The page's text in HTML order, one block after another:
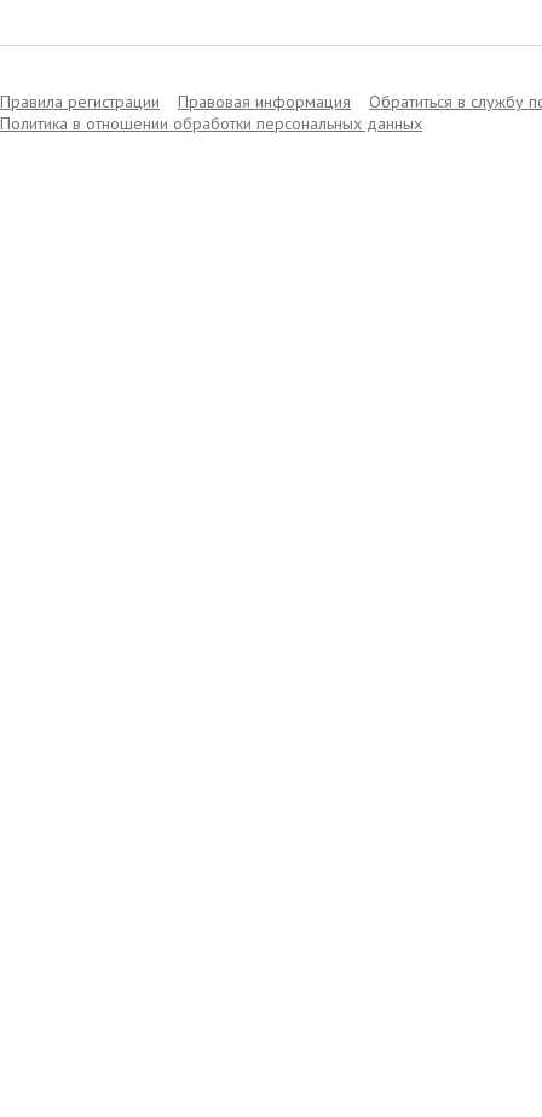
Правила регистрации Правовая информация
Обратиться в службу
Политика в отношении обработки персональных данных